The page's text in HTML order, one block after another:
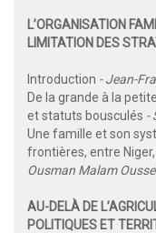
L’ORGANISATION
LIMITATION DES
Introduction - Jean-
De la grande à la
et statuts bousculés -
Une famille et son
frontières, entre
Ousman Malam
AU-DELÀ DE
POLITIQUES ET